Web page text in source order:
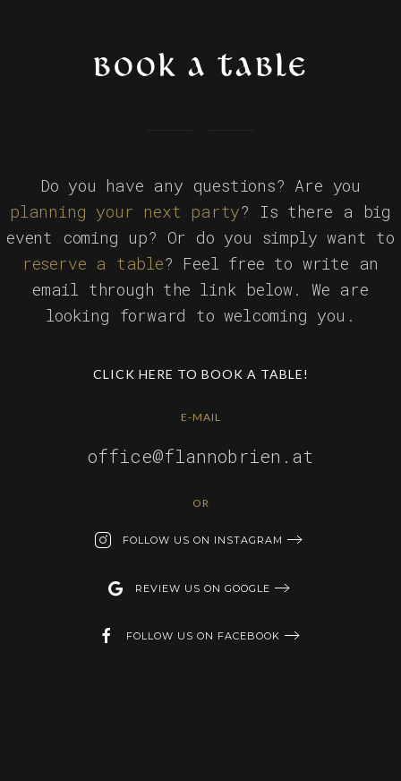
BOOK A TABLE
Do you have any questions? Are you
planning your next party? Is there a big
event coming up? Or do you simply want to
reserve a table? Feel free to write an
email through the link below. We are
looking forward to welcoming you.
CLICK HERE TO BOOK A TABLE!
E-MAIL
office@flannobrien.at
OR
FOLLOW US ON INSTAGRAM
REVIEW US ON GOOGLE
FOLLOW US ON FACEBOOK